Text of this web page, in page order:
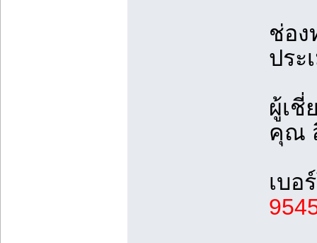
ช่อง
ประ
ผู้เชี่
คุณ
เบอ